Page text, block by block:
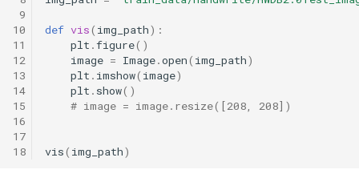
9
10
11
12
13
14
15
16
17
18
def vis( img_path):
plt .figure()
image = Image.open( img_path)
plt . imshow( image)
plt . show()
# image = image.resize([208, 208])
vis( img_path)